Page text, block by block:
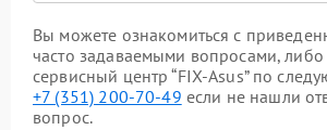
Вы можете ознакомиться с
часто задаваемыми вопросами, либо
сервисный центр “FIX-Asus” по
+7 (351) 200-70-49 если не нашли
вопрос.